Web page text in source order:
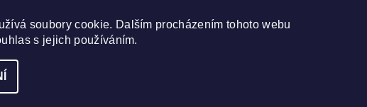
soubory cookie. Dalším procházením tohoto webu
s jejich používáním.